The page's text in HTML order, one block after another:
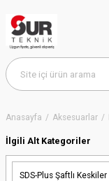
Anasayfa Aksesuarlar
İlgili Alt Kategoriler
SDS-Plus Şaftlı Keskiler